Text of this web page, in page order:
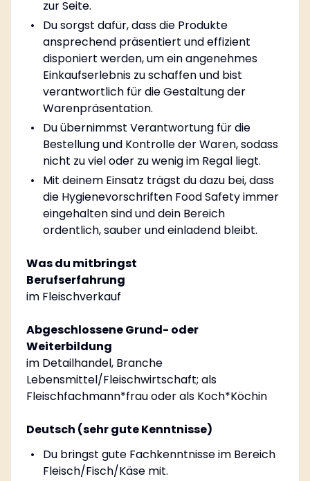
zur Seite.
Du sorgst dafür, dass die Produkte
ansprechend präsentiert und effizient
disponiert werden, um ein angenehmes
Einkaufserlebnis zu schaffen und bist
verantwortlich für die Gestaltung der
Warenpräsentation.
Du übernimmst Verantwortung für die
Bestellung und Kontrolle der Waren, sodass
nicht zu viel oder zu wenig im Regal liegt.
Mit deinem Einsatz trägst du dazu bei, dass
die Hygienevorschriften Food Safety immer
eingehalten sind und dein Bereich
ordentlich, sauber und einladend bleibt.
Was du mitbringst
Berufserfahrung
im Fleischverkauf
Abgeschlossene Grund- oder
Weiterbildung
im Detailhandel, Branche
Lebensmittel/Fleischwirtschaft; als
Fleischfachmann*frau oder als Koch*Köchin
Deutsch (sehr gute Kenntnisse)
Du bringst gute Fachkenntnisse im Bereich
Fleisch/Fisch/Käse mit.